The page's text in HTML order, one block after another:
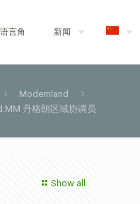
语言角 新闻
Modernland
丹格朗区域协调员
Show all